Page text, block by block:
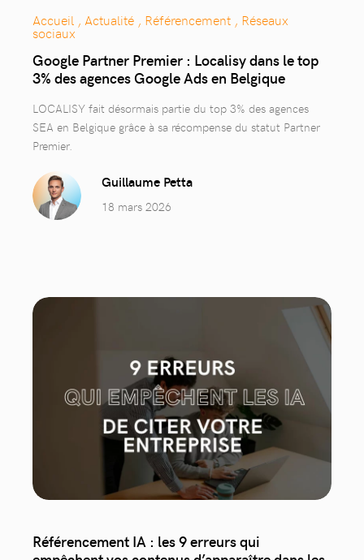
Accueil , Actualité , Référencement , Réseaux
sociaux
Google Partner Premier : Localisy dans le top
3% des agences Google Ads en Belgique
LOCALISY fait désormais partie du top 3% des agences
SEA en Belgique grâce à sa récompense du statut Partner
Premier.
Guillaume Petta
18 mars 2026
Référencement IA : les 9 erreurs qui